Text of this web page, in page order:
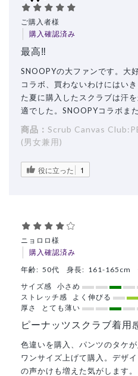
ご購入者様
購入確認済み
最高‼️
SNOOPYの大ファンです。大
コラボ、買わないわけにはい
た夏に購入したスクラブは汗
適でした。SNOOPYコラボま
商品： Scrub Canvas
(男女兼用)
役に立った 1
ニョロロ様
購入確認済み
年齢: 50代 身長: 161-165cm
サイズ感
小さめ
ストレッチ感
よく伸びる
厚さ
とても薄い
ピーナッツスクラブ着用
色違いを購入、パンツのタケ
ワンサイズ上げて購入。デザ
の声かけも増えた気がします。